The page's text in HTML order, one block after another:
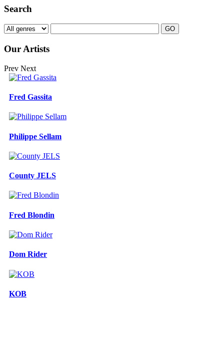
Search
Our Artists
Prev Next
Fred Gassita
Philippe Sellam
County JELS
Fred Blondin
Dom Rider
KOB